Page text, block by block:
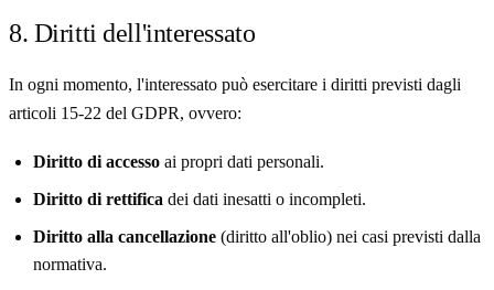
8. Diritti dell'interessato
In ogni momento, l'interessato può esercitare i diritti previsti dagli
articoli 15-22 del GDPR, ovvero:
Diritto di accesso ai propri dati personali.
Diritto di rettifica dei dati inesatti o incompleti.
Diritto alla cancellazione (diritto all'oblio) nei casi previsti dalla
normativa.